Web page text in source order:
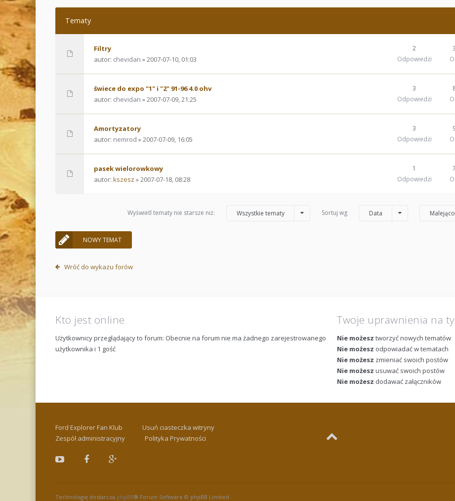
Tematy
Filtry
autor: chevidan » 2007-07-10, 01:03
2
Odpowiedzi
świece do expo "1" i "2" 91-96 4.0 ohv
autor: chevidan » 2007-07-09, 21:25
3
Odpowiedzi
Amortyzatory
autor: nemrod » 2007-07-09, 16:05
3
Odpowiedzi
pasek wielorowkowy
autor: kszesz » 2007-07-18, 08:28
1
Odpowiedzi
Wyświetl tematy nie starsze niż: Wszystkie tematy Sortuj wg Data Malejąco
NOWY TEMAT
Wróć do wykazu forów
Kto jest online
Użytkownicy przeglądający to forum: Obecnie na forum nie ma żadnego zarejestrowanego
użytkownika i 1 gość
Twoje uprawnienia na
Nie możesz tworzyć nowych tematów
Nie możesz odpowiadać w tematach
Nie możesz zmieniać swoich postów
Nie możesz usuwać swoich postów
Nie możesz dodawać załączników
Ford Explorer Fan Klub
Usuń ciasteczka witryny
Zespół administracyjny
Polityka Prywatności
Technologię dostarcza phpBB® Forum Software © phpBB Limited